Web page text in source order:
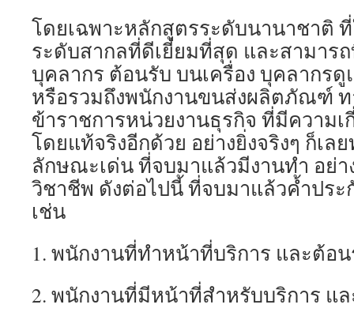
โดยเฉพาะหลักสูตรระดับนานาชาติ
ระดับสากลที่ดีเยี่ยมที่สุด และสามาร
บุคลากร ต้อนรับ บนเครื่อง บุคลากร
หรือรวมถึงพนักงานขนส่งผลิตภัณฑ์ ท
ข้าราชการหน่วยงานธุรกิจ ที่มีความเ
โดยแท้จริงอีกด้วย อย่างยิ่งจริงๆ ก็เล
ลักษณะเด่น ที่จบมาแล้วมีงานทำ อย่
วิชาชีพ ดังต่อไปนี้ ที่จบมาแล้วค้ำประ
เช่น
1. พนักงานที่ทำหน้าที่บริการ และต้อ
2. พนักงานที่มีหน้าที่สำหรับบริการ แ